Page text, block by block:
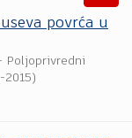
povrća u
Poljoprivredni
2015)